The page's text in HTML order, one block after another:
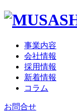
事業内容
会社情報
採用情報
新着情報
コラム
お問合せ